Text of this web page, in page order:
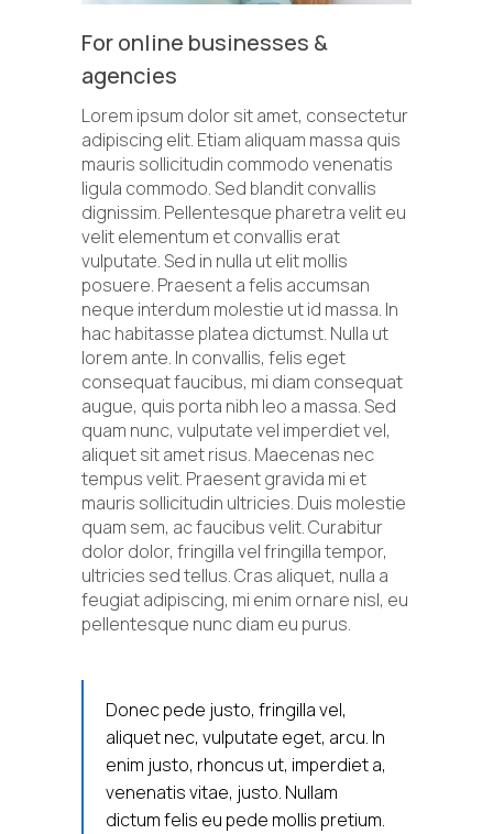
For online businesses &
agencies
Lorem ipsum dolor sit amet, consectetur
adipiscing elit. Etiam aliquam massa quis
mauris sollicitudin commodo venenatis
ligula commodo. Sed blandit convallis
dignissim. Pellentesque pharetra velit eu
velit elementum et convallis erat
vulputate. Sed in nulla ut elit mollis
posuere. Praesent a felis accumsan
neque interdum molestie ut id massa. In
hac habitasse platea dictumst. Nulla ut
lorem ante. In convallis, felis eget
consequat faucibus, mi diam consequat
augue, quis porta nibh leo a massa. Sed
quam nunc, vulputate vel imperdiet vel,
aliquet sit amet risus. Maecenas nec
tempus velit. Praesent gravida mi et
mauris sollicitudin ultricies. Duis molestie
quam sem, ac faucibus velit. Curabitur
dolor dolor, fringilla vel fringilla tempor,
ultricies sed tellus. Cras aliquet, nulla a
feugiat adipiscing, mi enim ornare nisl, eu
pellentesque nunc diam eu purus.
Donec pede justo, fringilla vel,
aliquet nec, vulputate eget, arcu. In
enim justo, rhoncus ut, imperdiet a,
venenatis vitae, justo. Nullam
dictum felis eu pede mollis pretium.